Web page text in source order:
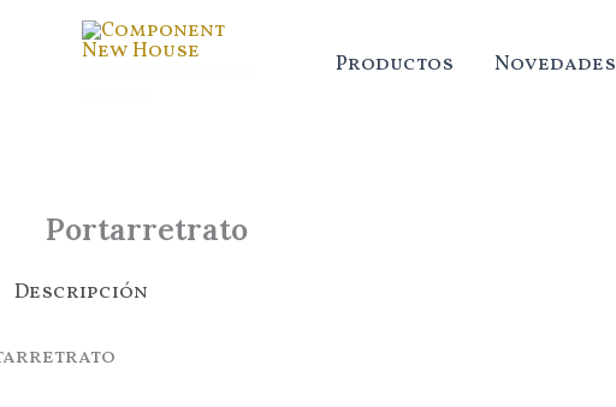
Productos Novedades
Portarretrato
Descripción